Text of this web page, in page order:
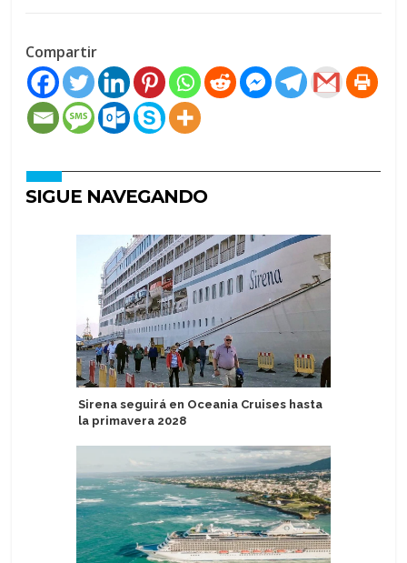
Compartir
SIGUE NAVEGANDO
Sirena seguirá en Oceania Cruises hasta
la primavera 2028